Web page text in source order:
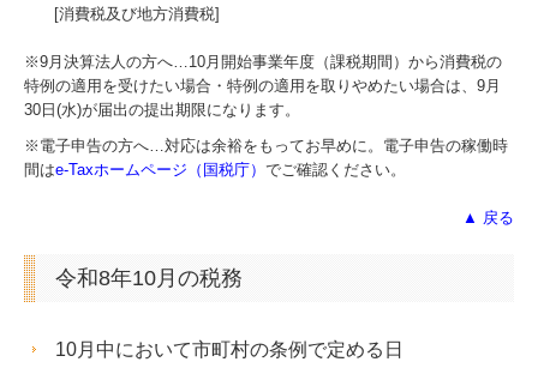
[消費税及び地方消費税]
※9月決算法人の方へ…10月開始事業年度（課税期間）から消費税の
特例の適用を受けたい場合・特例の適用を取りやめたい場合は、9月
30日(水)が届出の提出期限になります。
※電子申告の方へ…対応は余裕をもってお早めに。電子申告の稼働時
間はe-Taxホームページ（国税庁） でご確認ください。
▲ 戻る
令和8年10月の税務
10月中において市町村の条例で定める日